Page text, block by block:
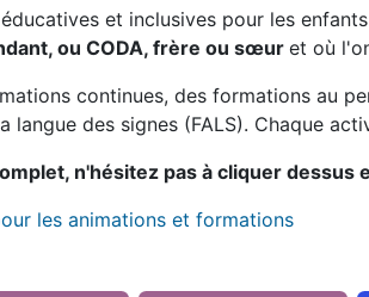
et inclusives pour les
ou CODA, frère ou sœuret où
continues, des formations au
langue des signes (FALS). Chaque
n'hésitez pas à cliquer dessus
les animations et formations